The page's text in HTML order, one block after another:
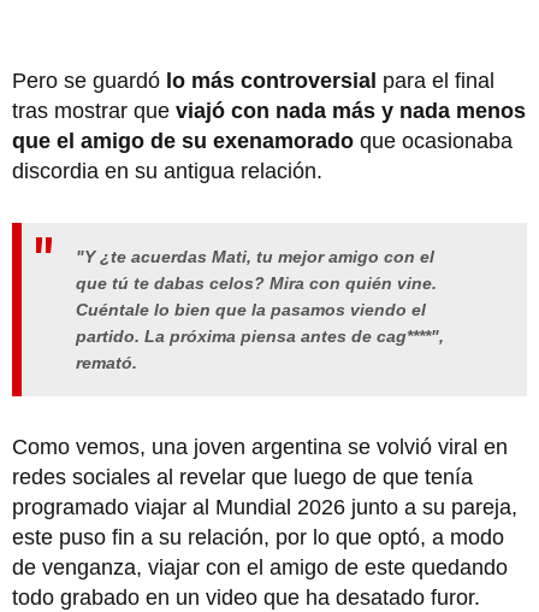
Pero se guardó lo más controversial para el final
tras mostrar que viajó con nada más y nada menos
que el amigo de su exenamorado que ocasionaba
discordia en su antigua relación.
"Y ¿te acuerdas Mati, tu mejor amigo con el
que tú te dabas celos? Mira con quién vine.
Cuéntale lo bien que la pasamos viendo el
partido. La próxima piensa antes de cag****",
remató.
Como vemos, una joven argentina se volvió viral en
redes sociales al revelar que luego de que tenía
programado viajar al Mundial 2026 junto a su pareja,
este puso fin a su relación, por lo que optó, a modo
de venganza, viajar con el amigo de este quedando
todo grabado en un video que ha desatado furor.